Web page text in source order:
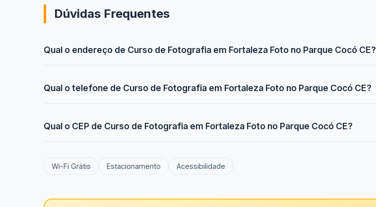
Dúvidas Frequentes
Qual o endereço de Curso de Fotografia em Fortaleza Foto no Parque Cocó CE?
Qual o telefone de Curso de Fotografia em Fortaleza Foto no Parque Cocó CE?
Qual o CEP de Curso de Fotografia em Fortaleza Foto no Parque Cocó CE?
Wi-Fi Grátis Estacionamento Acessibilidade